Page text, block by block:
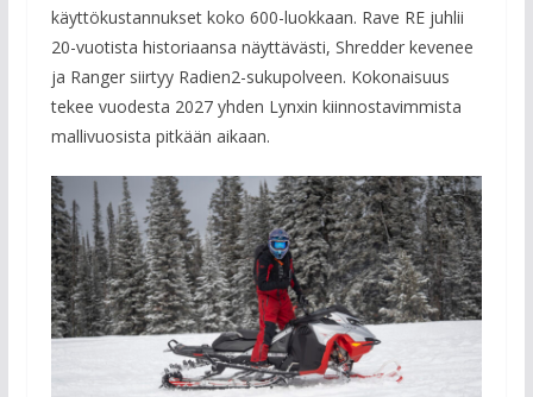
käyttökustannukset koko 600-luokkaan. Rave RE juhlii
20-vuotista historiaansa näyttävästi, Shredder kevenee
ja Ranger siirtyy Radien2-sukupolveen. Kokonaisuus
tekee vuodesta 2027 yhden Lynxin kiinnostavimmista
mallivuosista pitkään aikaan.